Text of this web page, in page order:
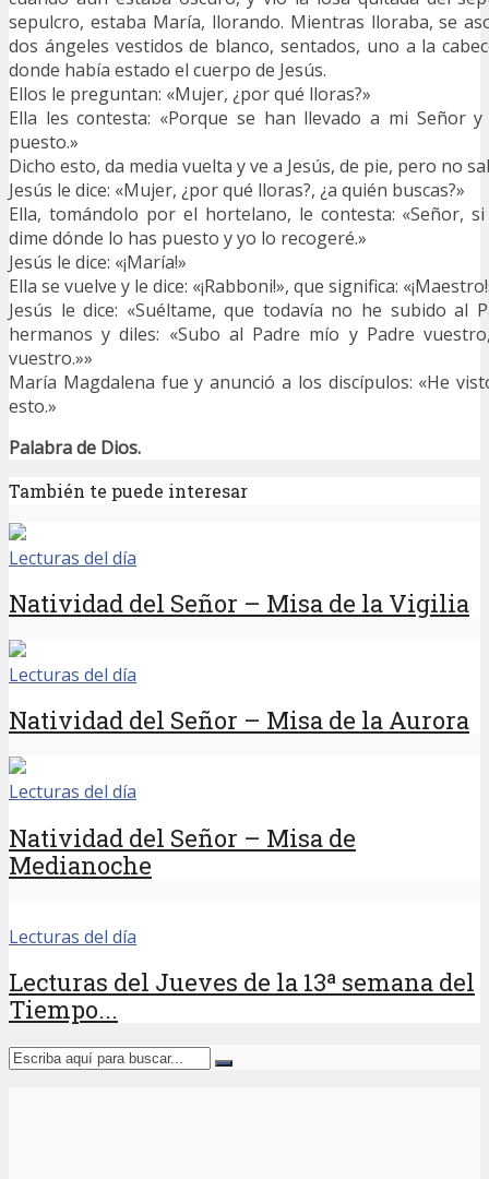
sepulcro, estaba María, llorando. Mientras lloraba, se
dos ángeles vestidos de blanco, sentados, uno a la
donde había estado el cuerpo de Jesús.
Ellos le preguntan: «Mujer, ¿por qué lloras?»
Ella les contesta: «Porque se han llevado a mi Señor
puesto.»
Dicho esto, da media vuelta y ve a Jesús, de pie, pero no
Jesús le dice: «Mujer, ¿por qué lloras?, ¿a quién buscas?»
Ella, tomándolo por el hortelano, le contesta: «Señor,
dime dónde lo has puesto y yo lo recogeré.»
Jesús le dice: «¡María!»
Ella se vuelve y le dice: «¡Rabboni!», que significa:
Jesús le dice: «Suéltame, que todavía no he subido al
hermanos y diles: «Subo al Padre mío y Padre
vuestro.»»
María Magdalena fue y anunció a los discípulos: «He
esto.»
Palabra de Dios.
También te puede interesar
Lecturas del día
Natividad del Señor – Misa de la Vigilia
Lecturas del día
Natividad del Señor – Misa de la Aurora
Lecturas del día
Natividad del Señor – Misa de
Medianoche
Lecturas del día
Lecturas del Jueves de la 13ª semana del
Tiempo...